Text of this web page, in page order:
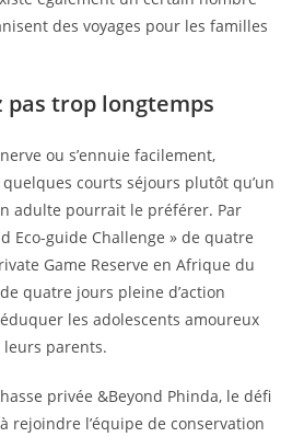
des voyages pour les familles
pas trop longtemps
ou s’ennuie facilement,
courts séjours plutôt qu’un
adulte pourrait le préférer. Par
Eco-guide Challenge » de quatre
Game Reserve en Afrique du
quatre jours pleine d’action
les adolescents amoureux
leurs parents.
privée &Beyond Phinda, le défi
rejoindre l’équipe de conservation